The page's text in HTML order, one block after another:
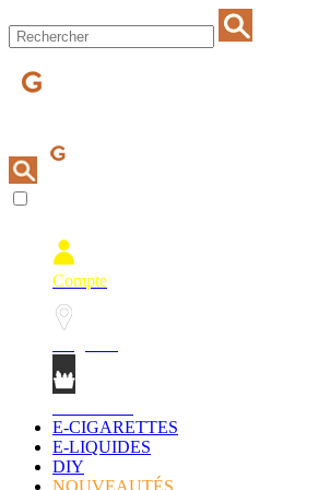
Compte
E-CIGARETTES
E-LIQUIDES
DIY
NOUVEAUTÉS